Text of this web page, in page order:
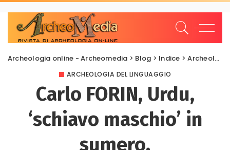
Archeologia online - Archeomedia > Blog > Indice >Archeologia del Linguaggio
ARCHEOLOGIA DEL LINGUAGGIO
Carlo FORIN, Urdu,
‘schiavo maschio’ in
sumero.